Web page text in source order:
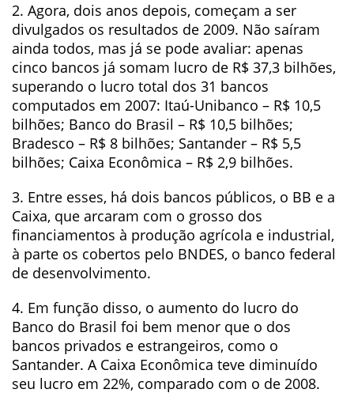
2. Agora, dois anos depois, começam a ser
divulgados os resultados de 2009. Não saíram
ainda todos, mas já se pode avaliar: apenas
cinco bancos já somam lucro de R$ 37,3 bilhões,
superando o lucro total dos 31 bancos
computados em 2007: Itaú-Unibanco – R$ 10,5
bilhões; Banco do Brasil – R$ 10,5 bilhões;
Bradesco – R$ 8 bilhões; Santander – R$ 5,5
bilhões; Caixa Econômica – R$ 2,9 bilhões.
3. Entre esses, há dois bancos públicos, o BB e a
Caixa, que arcaram com o grosso dos
financiamentos à produção agrícola e industrial,
à parte os cobertos pelo BNDES, o banco federal
de desenvolvimento.
4. Em função disso, o aumento do lucro do
Banco do Brasil foi bem menor que o dos
bancos privados e estrangeiros, como o
Santander. A Caixa Econômica teve diminuído
seu lucro em 22%, comparado com o de 2008.